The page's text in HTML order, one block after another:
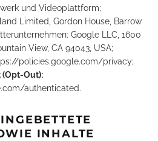
und Videoplattform;
Limited, Gordon House, Barrow
Google LLC, 1600
View, CA 94043, USA;
policies.google.com/privacy;
Out):
authenticated.
INHALTE